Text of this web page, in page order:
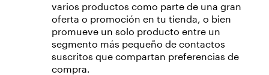
varios productos como parte de una gran
oferta o promoción en tu tienda, o bien
promueve un solo producto entre un
segmento más pequeño de contactos
suscritos que compartan preferencias de
compra.